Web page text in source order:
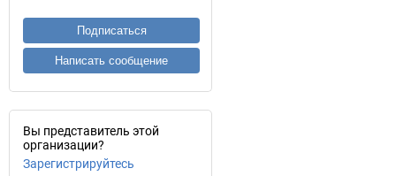
Подписаться
Написать сообщение
Вы представитель этой
организации?
Зарегистрируйтесь